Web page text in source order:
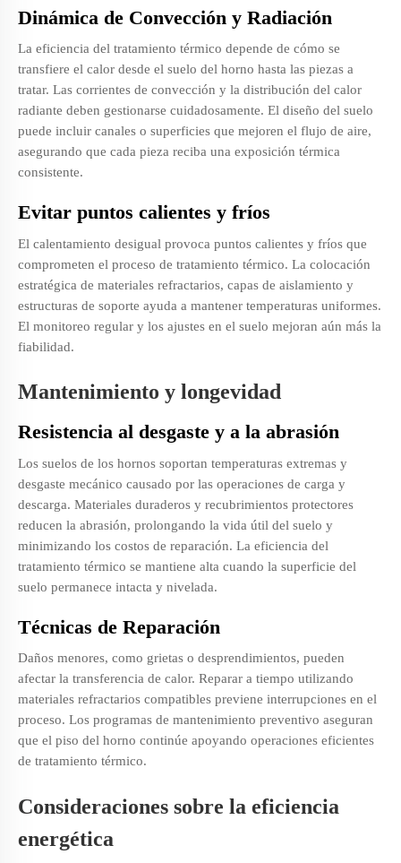
Dinámica de Convección y Radiación
La eficiencia del tratamiento térmico depende de cómo se
transfiere el calor desde el suelo del horno hasta las piezas a
tratar. Las corrientes de convección y la distribución del calor
radiante deben gestionarse cuidadosamente. El diseño del suelo
puede incluir canales o superficies que mejoren el flujo de aire,
asegurando que cada pieza reciba una exposición térmica
consistente.
Evitar puntos calientes y fríos
El calentamiento desigual provoca puntos calientes y fríos que
comprometen el proceso de tratamiento térmico. La colocación
estratégica de materiales refractarios, capas de aislamiento y
estructuras de soporte ayuda a mantener temperaturas uniformes.
El monitoreo regular y los ajustes en el suelo mejoran aún más la
fiabilidad.
Mantenimiento y longevidad
Resistencia al desgaste y a la abrasión
Los suelos de los hornos soportan temperaturas extremas y
desgaste mecánico causado por las operaciones de carga y
descarga. Materiales duraderos y recubrimientos protectores
reducen la abrasión, prolongando la vida útil del suelo y
minimizando los costos de reparación. La eficiencia del
tratamiento térmico se mantiene alta cuando la superficie del
suelo permanece intacta y nivelada.
Técnicas de Reparación
Daños menores, como grietas o desprendimientos, pueden
afectar la transferencia de calor. Reparar a tiempo utilizando
materiales refractarios compatibles previene interrupciones en el
proceso. Los programas de mantenimiento preventivo aseguran
que el piso del horno continúe apoyando operaciones eficientes
de tratamiento térmico.
Consideraciones sobre la eficiencia
energética